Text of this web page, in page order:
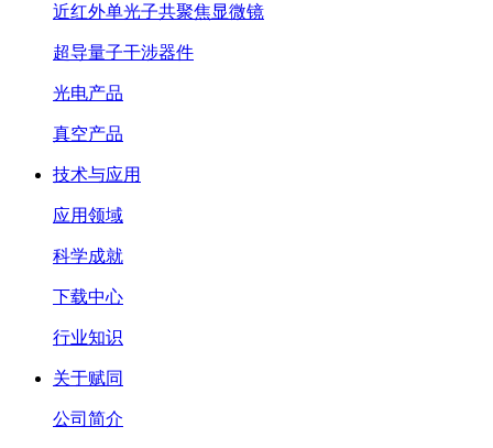
近红外单光子共聚焦显微镜
超导量子干涉器件
光电产品
真空产品
技术与应用
应用领域
科学成就
下载中心
行业知识
关于赋同
公司简介